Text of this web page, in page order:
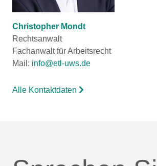
Christopher Mondt
Rechtsanwalt
Fachanwalt für Arbeitsrecht
Mail: info@etl-uws.de
Alle Kontaktdaten